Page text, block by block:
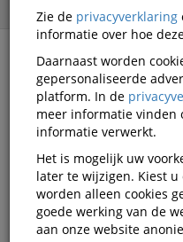
Accessoires
Beckmann
Zie de privacyverklaring
informatie over hoe
Daarnaast worden
gepersonaliseerde
platform. In de
meer informatie vinden
informatie verwerkt.
Het is mogelijk uw
later te wijzigen. Kiest
worden alleen cookies
goede werking van de
aan onze website